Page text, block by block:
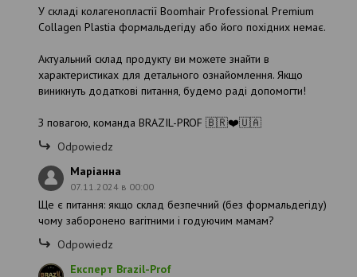
У складі колагенопластії Boomhair Professional Premium
Collagen Plastia формальдегіду або його похідних немає.
Актуальний склад продукту ви можете знайти в
характеристиках для детального ознайомлення. Якщо
виникнуть додаткові питання, будемо раді допомогти!
З повагою, команда BRAZIL-PROF 🇧🇷❤️🇺🇦
Odpowiedz
Маріанна
07.11.2024 в 00:00
Ще є питання: якщо склад безпечний (без формальдегіду)
чому заборонено вагітними і годуючим мамам?
Odpowiedz
Експерт Brazil-Prof